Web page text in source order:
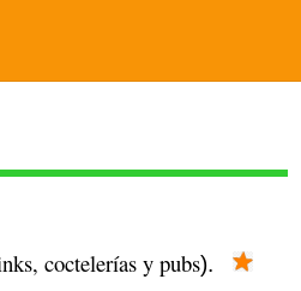
coctelerías y pubs).